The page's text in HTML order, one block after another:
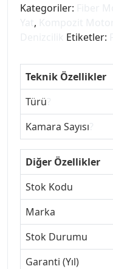
Kategoriler:
,
Etiketler:
Teknik Özellikler
Türü
Kamara Sayısı
Diğer Özellikler
Stok Kodu
Marka
Stok Durumu
Garanti (Yıl)